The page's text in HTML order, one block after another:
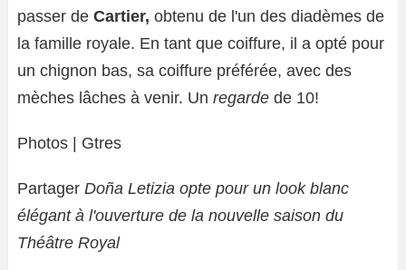
passer de Cartier, obtenu de l'un des diadèmes de
la famille royale. En tant que coiffure, il a opté pour
un chignon bas, sa coiffure préférée, avec des
mèches lâches à venir. Un regarde de 10!
Photos | Gtres
Partager Doña Letizia opte pour un look blanc
élégant à l'ouverture de la nouvelle saison du
Théâtre Royal